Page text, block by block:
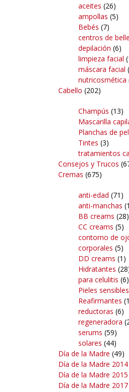
aceites (26)
ampollas (5)
Bebés (7)
centros de
depilación (6)
limpieza facial
máscara facial
nutricosmética
Cabello (202)
Champús (13)
Mascarilla
Planchas de
Tintes (3)
tratamientos
Consejos y Trucos
Cremas (675)
anti-edad (71)
anti-manchas
BB creams (28)
CC creams (5)
contorno de
corporales (5)
DD creams (1)
Hidratantes
para celulitis (6)
Pieles sensibles
Reafirmantes
reductoras (6)
regeneradora
serums (59)
solares (44)
Día de la Madre (49)
Día de la Madre 2014
Día de la Madre 2015
Día de la Madre 2017